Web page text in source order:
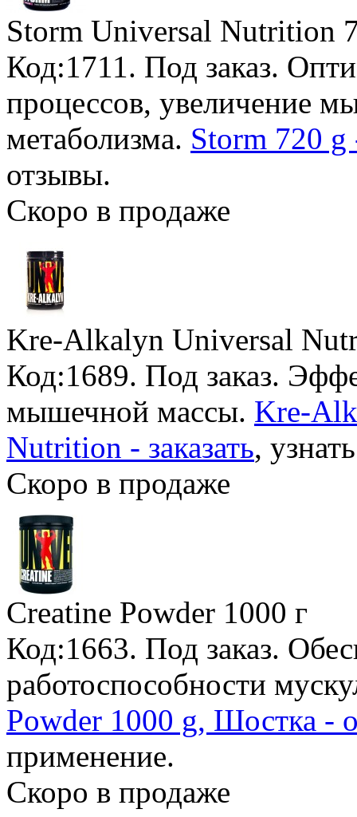
Storm Universal Nutrition
Код:1711. Под заказ.
процессов, увеличение
метаболизма. Storm 720
отзывы.
Скоро в продаже
Kre-Alkalyn Universal
Код:1689. Под заказ.
мышечной массы. Kre-
Nutrition - заказать,
Скоро в продаже
Creatine Powder 1000 г
Код:1663. Под заказ.
работоспособности
Powder 1000 g, Шостка -
применение.
Скоро в продаже